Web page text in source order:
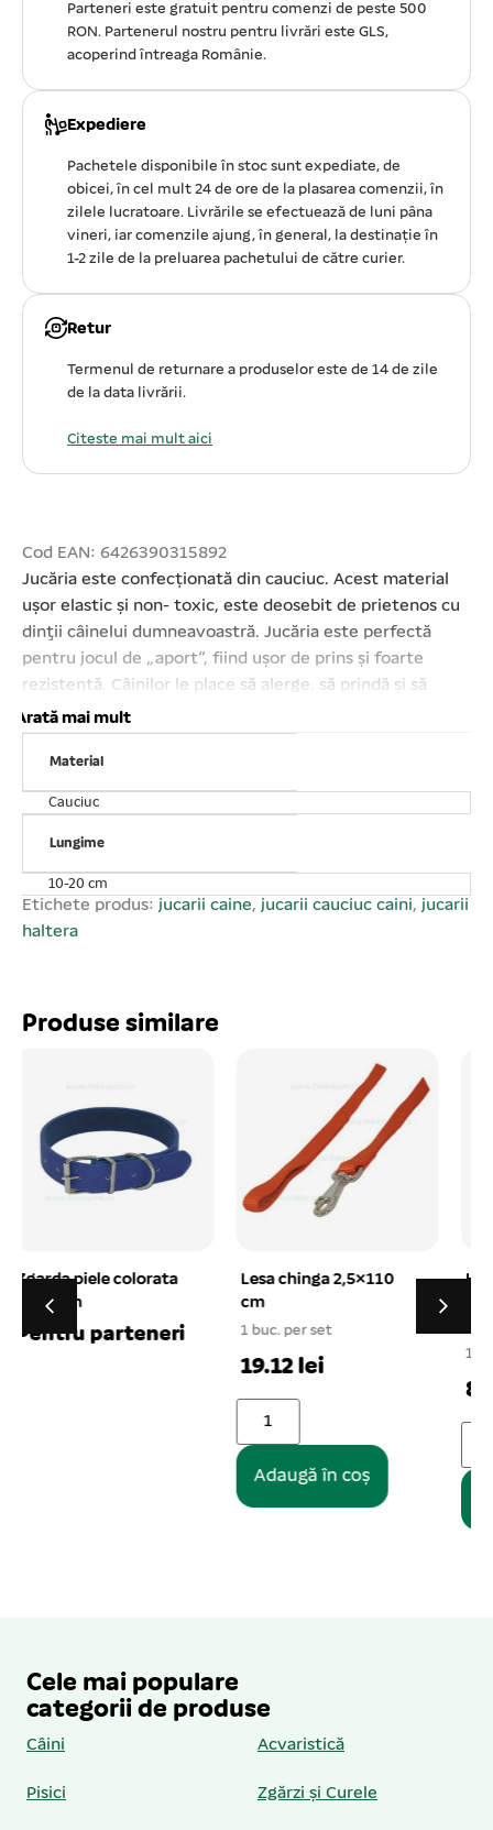
Parteneri este gratuit pentru comenzi de peste 500
RON. Partenerul nostru pentru livrări este GLS,
acoperind întreaga Românie.
Expediere
Pachetele disponibile în stoc sunt expediate, de
obicei, în cel mult 24 de ore de la plasarea comenzii, în
zilele lucratoare. Livrările se efectuează de luni pâna
vineri, iar comenzile ajung, în general, la destinație în
1-2 zile de la preluarea pachetului de către curier.
Retur
Termenul de returnare a produselor este de 14 de zile
de la data livrării.
Citeste mai mult aici
Cod EAN: 6426390315892
Jucăria este confecționată din cauciuc. Acest material
uşor elastic şi non- toxic, este deosebit de prietenos cu
dinţii câinelui dumneavoastră. Jucăria este perfectă
pentru jocul de „aport”, fiind ușor de prins și foarte
rezistentă. Câinilor le place să alerge, să prindă și să
aducă jucăriile. Potrivită pentru toate vârstele, de la
căţeluşi la seniori. Lungime: 14 cm. IMPORTANT: Acest
produs este disponibil în diverse culori, așadar nu putem
garanta livrarea unei anumite culori. Atenție! Ca în cazul
oricărui alt produs, este important să vă supravegheați
animalul de companie în timpul jocului. Verificați
produsul în mod regulat și înlocuiți- l în cazul în care este
deteriorat sau îi lipsesc piese pentru a evita o eventuală
rănire a animalului de companie.
Arată mai mult
Material
Cauciuc
Lungime
10-20 cm
Etichete produs: jucarii caine, jucarii cauciuc caini, jucarii
haltera
Produse similare
Lesa chinga 2,5×110
cm
1 buc. per set
Ham piele captusit
tras sanie, nr. 5 2 ,5 cm
rosu
1 buc. per set
Adaugă în coș
Cele mai populare
categorii de produse
Câini Acvaristică
Pisici Zgărzi și Curele